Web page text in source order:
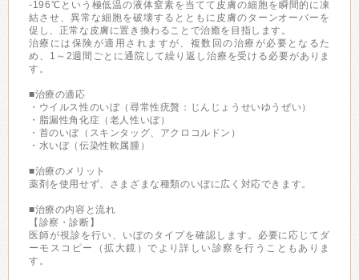
-196℃という極低温の液体窒素を当てて皮膚の細胞を瞬間的に凍
結させ、異常な細胞を破壊するとともに皮膚のターンオーバーを
促し、正常な皮膚に置き換わることで治癒を目指します。
治療には保険が適用されますが、複数回の治療が必要となるた
め、1～2週間ごとに通院して繰り返し治療を受ける必要がありま
す。
■治療の適応
・ウイルス性のいぼ（尋常性疣贅：じんじょうせいゆうぜい）
・脂漏性角化症（老人性いぼ）
・首のいぼ（スキンタッグ、アクロコルドン）
・水いぼ（伝染性軟属腫）
■治療のメリット
薬剤を使用せず、さまざまな種類のいぼに広く対応できます。
■治療の内容と流れ
【診察・診断】
医師が視診を行い、いぼのタイプを確認します。必要に応じてダ
ーモスコピー（拡大鏡）でより詳しい診察を行うこともありま
す。